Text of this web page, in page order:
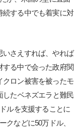
続する中でも着実に対
さえすれば、やれば
する中で会った政府関
クロン被害を被ったモ
したベネズエラと難民
ルを支援することに
クなどに50万ドル、